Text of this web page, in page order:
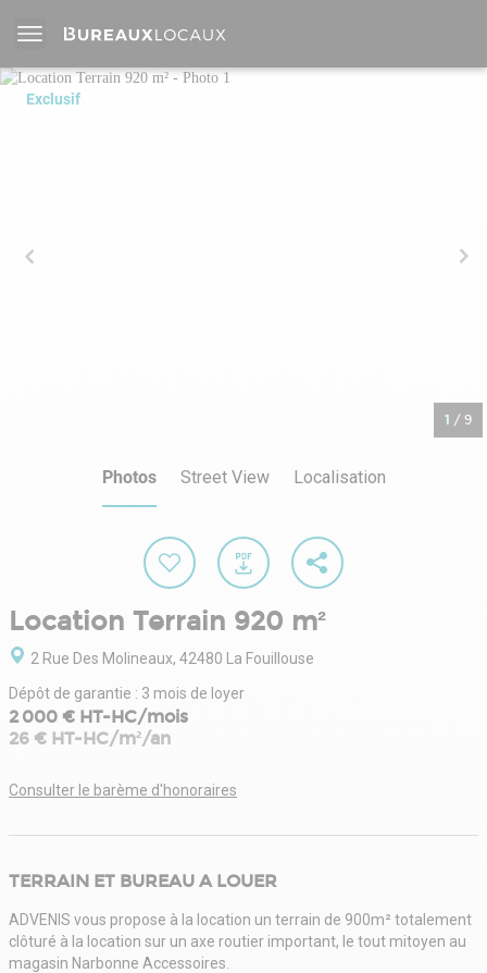
Exclusif
1 / 9
Photos Street View Localisation
Location Terrain 920 m²
2 Rue Des Molineaux, 42480 La Fouillouse
Dépôt de garantie : 3 mois de loyer
2 000 € HT-HC/mois
26 € HT-HC/m²/an
Consulter le barème d'honoraires
TERRAIN ET BUREAU A LOUER
ADVENIS vous propose à la location un terrain de 900m² totalement
clôturé à la location sur un axe routier important, le tout mitoyen au
magasin Narbonne Accessoires.